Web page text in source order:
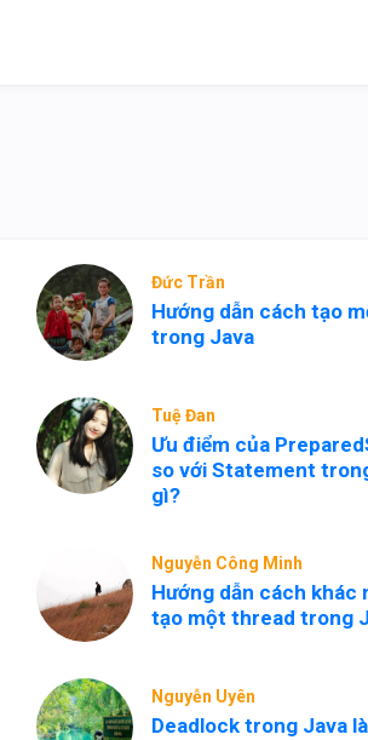
Đức Trần
Hướng dẫn cách tạo
trong Java
Tuệ Đan
Ưu điểm của
so với Statement
gì?
Nguyễn Công Minh
Hướng dẫn cách khác
tạo một thread trong
Nguyễn Uyên
Deadlock trong Java